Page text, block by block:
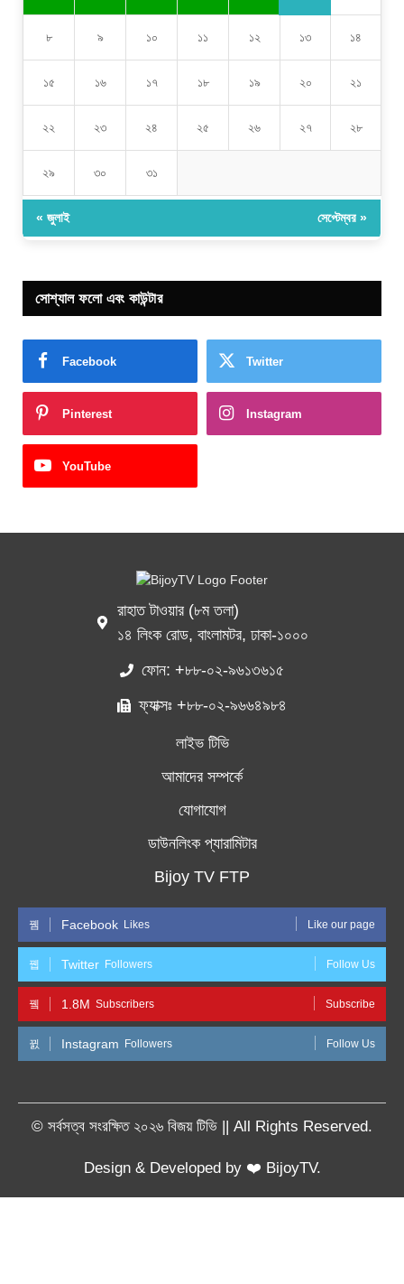
৮ ৯ ১০ ১১ ১২ ১৩ ১৪
১৫ ১৬ ১৭ ১৮ ১৯ ২০ ২১
২২ ২৩ ২৪ ২৫ ২৬ ২৭ ২৮
২৯ ৩০ ৩১
« জুলাই সেপ্টেম্বর »
সোশ্যাল ফলো এবং কাউন্টার
Facebook Twitter
Pinterest Instagram
YouTube
রাহাত টাওয়ার (৮ম তলা)
১৪ লিংক রোড, বাংলামটর, ঢাকা-১০০০
ফোন: +৮৮-০২-৯৬১৩৬১৫
ফ্যাক্সঃ +৮৮-০২-৯৬৬৪৯৮৪
লাইভ টিভি
আমাদের সম্পর্কে
যোগাযোগ
ডাউনলিংক প্যারামিটার
Bijoy TV FTP
Facebook Likes Like our page
Twitter Followers Follow Us
1.8M Subscribers Subscribe
Instagram Followers Follow Us
© সর্বসত্ব সংরক্ষিত ২০২৬ বিজয় টিভি || All Rights Reserved.
Design & Developed by ❤️ BijoyTV.